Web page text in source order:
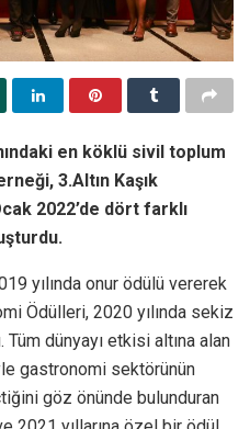
en köklü sivil toplum
3.Altın Kaşık
2022’de dört farklı
yılında onur ödülü vererek
Ödülleri, 2020 yılında sekiz
dünyayı etkisi altına alan
gastronomi sektörünün
göz önünde bulunduran